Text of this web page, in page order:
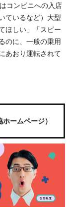
コンビニへの入店
ているなど）大型
ほしい」「スピー
のに、一般の乗用
あおり運転されて
ームページ）